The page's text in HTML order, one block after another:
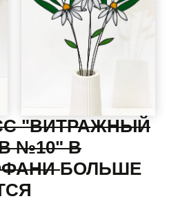
"ВИТРАЖНЫЙ
№10" В
БОЛЬШЕ